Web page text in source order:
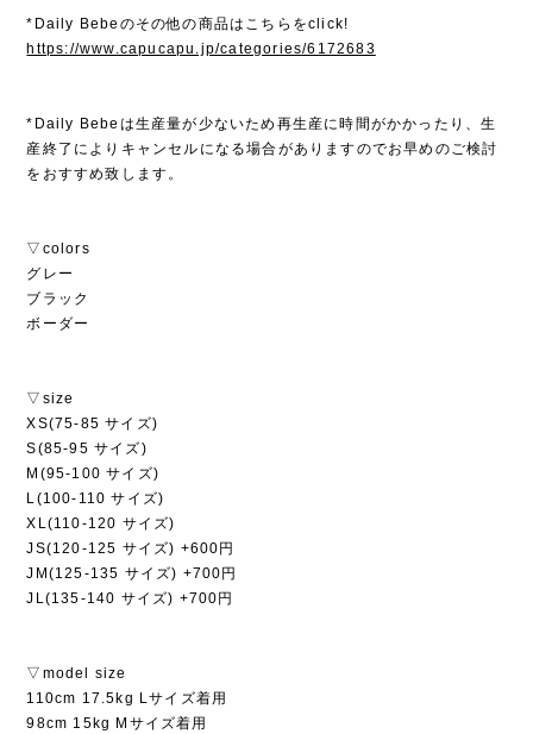
*Daily Bebeのその他の商品はこちらをclick!
https://www.capucapu.jp/categories/6172683
*Daily Bebeは生産量が少ないため再生産に時間がかかったり、生
産終了によりキャンセルになる場合がありますのでお早めのご検討
をおすすめ致します。
▽colors
グレー
ブラック
ボーダー
▽size
XS(75-85 サイズ)
S(85-95 サイズ)
M(95-100 サイズ)
L(100-110 サイズ)
XL(110-120 サイズ)
JS(120-125 サイズ) +600円
JM(125-135 サイズ) +700円
JL(135-140 サイズ) +700円
▽model size
110cm 17.5kg Lサイズ着用
98cm 15kg Mサイズ着用